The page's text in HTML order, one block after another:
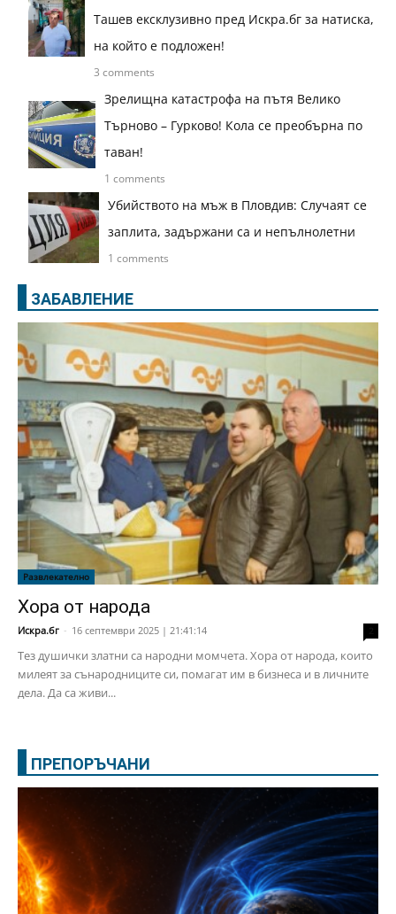
Ташев ексклузивно пред Искра.бг за натиска,
на който е подложен!
3 comments
Зрелищна катастрофа на пътя Велико
Търново – Гурково! Кола се преобърна по
таван!
1 comments
Убийството на мъж в Пловдив: Случаят се
заплита, задържани са и непълнолетни
1 comments
ЗАБАВЛЕНИЕ
Развлекателно
Хора от народа
Искра.бг - 16 септември 2025 | 21:41:14
Тез душички златни са народни момчета. Хора от народа, които
милеят за сънародниците си, помагат им в бизнеса и в личните
дела. Да са живи...
ПРЕПОРЪЧАНИ